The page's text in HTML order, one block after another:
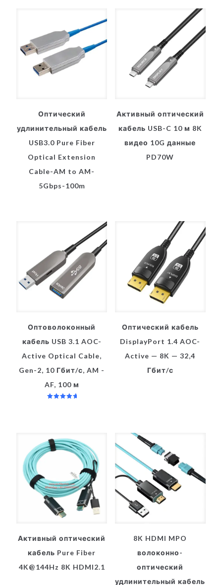
Оптический
удлинительный кабель
USB3.0 Pure Fiber
Optical Extension
Cable-AM to AM-
5Gbps-100m
Активный оптический
кабель USB-C 10 м 8K
видео 10G данные
PD70W
Оптоволоконный
кабель USB 3.1 AOC-
Active Optical Cable,
Gen-2, 10 Гбит/с, AM -
AF, 100 м
Оптический кабель
DisplayPort 1.4 AOC-
Active — 8K — 32,4
Гбит/с
Активный оптический
кабель Pure Fiber
4K@144Hz 8K HDMI2.1
8K HDMI MPO
волоконно-
оптический
удлинительный кабель